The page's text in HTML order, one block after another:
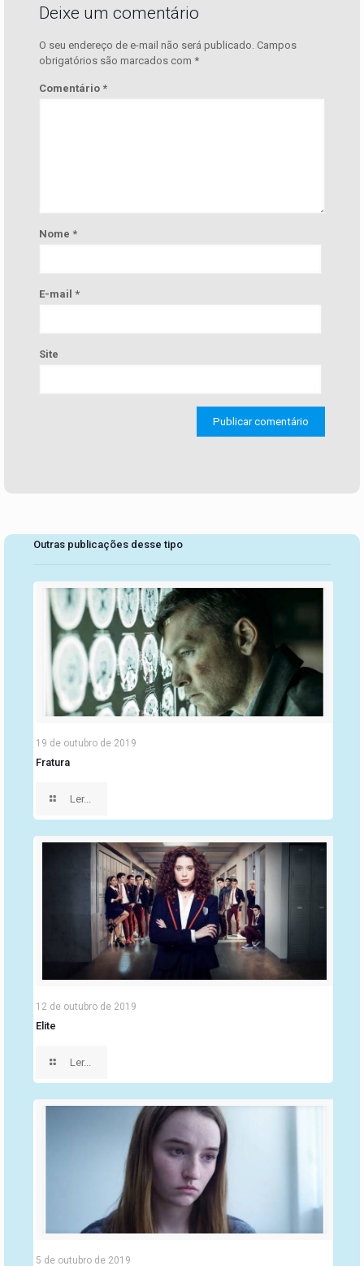
Deixe um comentário
O seu endereço de e-mail não será publicado. Campos
obrigatórios são marcados com *
Comentário *
Nome *
E-mail *
Site
Outras publicações desse tipo
19 de outubro de 2019
Fratura
Ler...
12 de outubro de 2019
Elite
Ler...
5 de outubro de 2019